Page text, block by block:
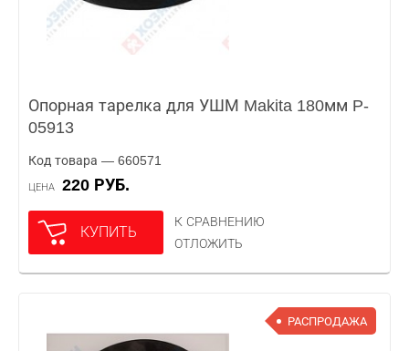
Опорная тарелка для УШМ Makita 180мм P-
05913
Код товара — 660571
ЦЕНА 220 РУБ.
КУПИТЬ
К СРАВНЕНИЮ
ОТЛОЖИТЬ
РАСПРОДАЖА